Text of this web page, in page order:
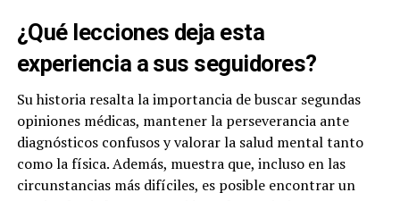
¿Qué lecciones deja esta
experiencia a sus seguidores?
Su historia resalta la importancia de buscar segundas
opiniones médicas, mantener la perseverancia ante
diagnósticos confusos y valorar la salud mental tanto
como la física. Además, muestra que, incluso en las
circunstancias más difíciles, es posible encontrar un